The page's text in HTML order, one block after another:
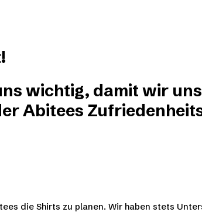
wichtig, damit wir
Abitees
die Shirts zu planen. Wir haben stets